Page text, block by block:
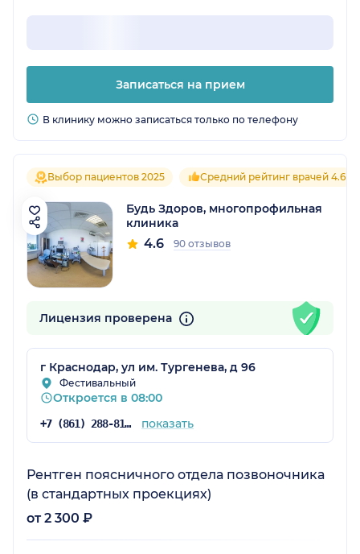
Записаться на прием
В клинику можно записаться только по телефону
Выбор пациентов 2025 Средний рейтинг врачей 4.6
Будь Здоров, многопрофильная
клиника
4.6 90 отзывов
Лицензия проверена
г Краснодар, ул им. Тургенева, д 96
Фестивальный
Откроется в 08:00
+7 (861) 288-81-75 показать
Рентген поясничного отдела позвоночника
(в стандартных проекциях)
от 2 300 ₽